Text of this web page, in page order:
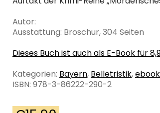
Autor:
Ausstattung: Broschur, 304 Seiten
Dieses Buch ist auch als E-Book für
Kategorien: Bayern, Belletristik,ebook
ISBN: 978-3-86222-290-2